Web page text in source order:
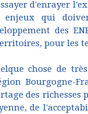
d'enrayer
enjeux qui
des
pour les
chose de
Bourgogne-
des richesses
de